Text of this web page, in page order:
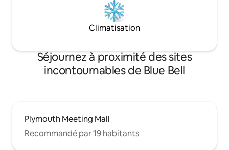
Climatisation
Séjournez à proximité des sites
incontournables de Blue Bell
Plymouth Meeting Mall
Recommandé par 19 habitants